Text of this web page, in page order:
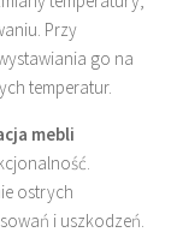
Przy
go na
temperatur.
mebli
ostrych
i uszkodzeń.